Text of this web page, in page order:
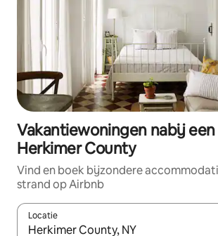
Vakantiewoningen nabij
Herkimer County
Vind en boek bijzondere
strand op Airbnb
Locatie
Wanneer er suggesties beschikbaar